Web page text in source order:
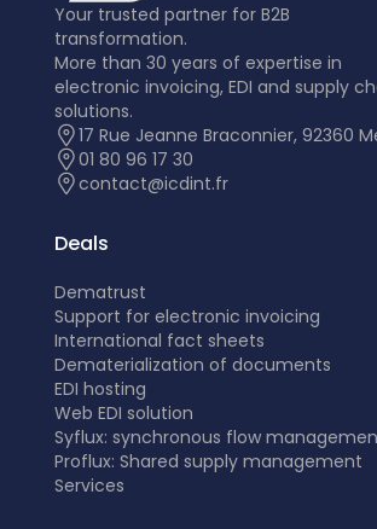
Your trusted partner for B2B
transformation.
More than 30 years of expertise in
electronic invoicing, EDI and supply
solutions.
17 Rue Jeanne Braconnier, 92360
01 80 96 17 30
contact@icdint.fr
Deals
Dematrust
Support for electronic invoicing
International fact sheets
Dematerialization of documents
EDI hosting
Web EDI solution
Syflux: synchronous flow
Proflux: Shared supply management
Services